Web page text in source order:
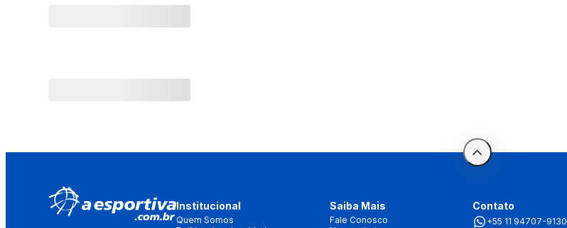
Institucional
Quem Somos
Saiba Mais
Fale Conosco
Contato
+55 11 94707-9130